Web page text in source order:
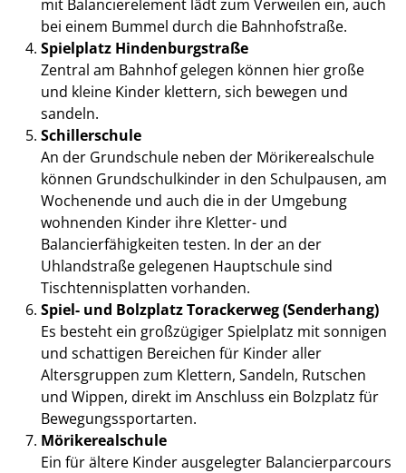
mit Balancierelement lädt zum Verweilen ein, auch
bei einem Bummel durch die Bahnhofstraße.
Spielplatz Hindenburgstraße
Zentral am Bahnhof gelegen können hier große
und kleine Kinder klettern, sich bewegen und
sandeln.
Schillerschule
An der Grundschule neben der Mörikerealschule
können Grundschulkinder in den Schulpausen, am
Wochenende und auch die in der Umgebung
wohnenden Kinder ihre Kletter- und
Balancierfähigkeiten testen. In der an der
Uhlandstraße gelegenen Hauptschule sind
Tischtennisplatten vorhanden.
Spiel- und Bolzplatz Torackerweg (Senderhang)
Es besteht ein großzügiger Spielplatz mit sonnigen
und schattigen Bereichen für Kinder aller
Altersgruppen zum Klettern, Sandeln, Rutschen
und Wippen, direkt im Anschluss ein Bolzplatz für
Bewegungssportarten.
Mörikerealschule
Ein für ältere Kinder ausgelegter Balancierparcours